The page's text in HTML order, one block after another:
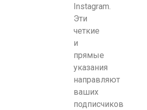
Instagram.
Эти
четкие
и
прямые
указания
направляют
ваших
подписчиков